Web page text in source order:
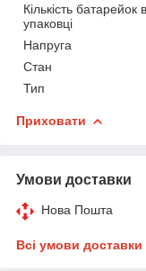
Кількість батарейок в
упаковці
Напруга
Стан
Тип
Приховати
Умови доставки
Нова Пошта
Всі умови доставки